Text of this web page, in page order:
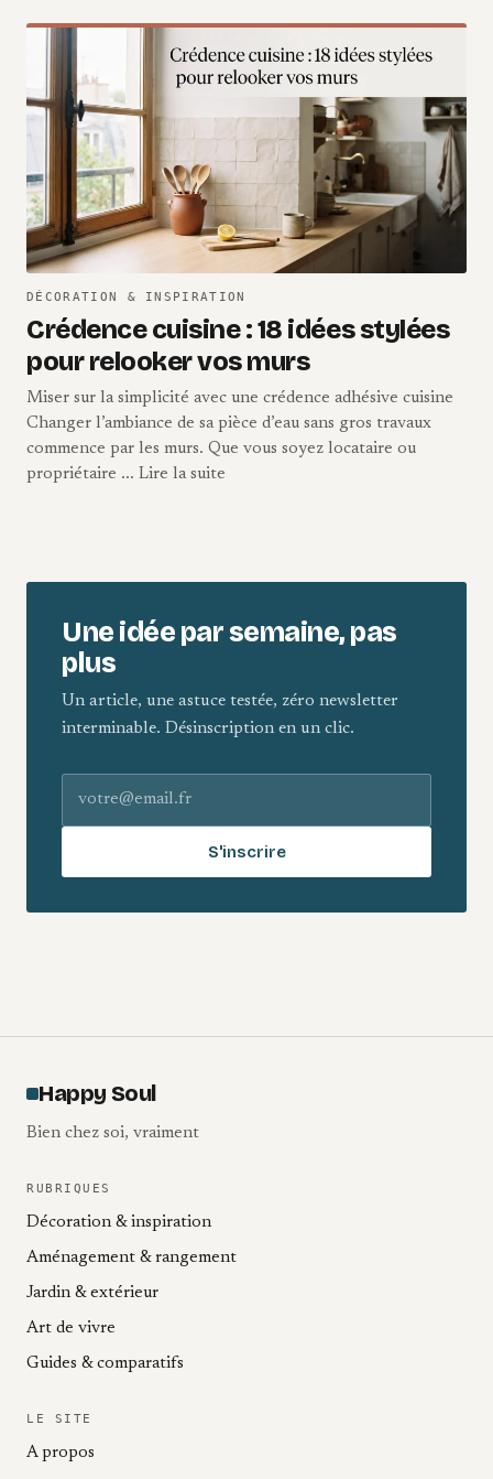
DÉCORATION & INSPIRATION
Crédence cuisine : 18 idées stylées
pour relooker vos murs
Miser sur la simplicité avec une crédence adhésive cuisine
Changer l’ambiance de sa pièce d’eau sans gros travaux
commence par les murs. Que vous soyez locataire ou
propriétaire ... Lire la suite
Une idée par semaine, pas
plus
Un article, une astuce testée, zéro newsletter
interminable. Désinscription en un clic.
Adresse e-mail
S'inscrire
Happy Soul
Bien chez soi, vraiment
RUBRIQUES
Décoration & inspiration
Aménagement & rangement
Jardin & extérieur
Art de vivre
Guides & comparatifs
LE SITE
A propos